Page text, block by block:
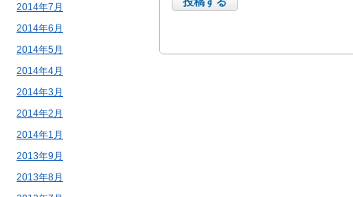
2014年7月
2014年6月
2014年5月
2014年4月
2014年3月
2014年2月
2014年1月
2013年9月
2013年8月